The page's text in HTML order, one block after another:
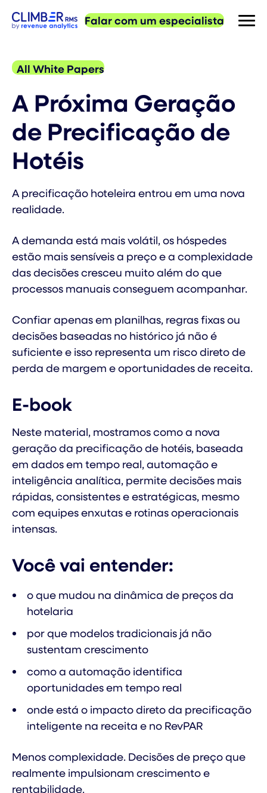
Falar com um especialista
All White Papers
A Próxima Geração
de Precificação de
Hotéis
A precificação hoteleira entrou em uma nova
realidade.
A demanda está mais volátil, os hóspedes
estão mais sensíveis a preço e a complexidade
das decisões cresceu muito além do que
processos manuais conseguem acompanhar.
Confiar apenas em planilhas, regras fixas ou
decisões baseadas no histórico já não é
suficiente e isso representa um risco direto de
perda de margem e oportunidades de receita.
E-book
Neste material, mostramos como a nova
geração da precificação de hotéis, baseada
em dados em tempo real, automação e
inteligência analítica, permite decisões mais
rápidas, consistentes e estratégicas, mesmo
com equipes enxutas e rotinas operacionais
intensas.
Você vai entender:
o que mudou na dinâmica de preços da
hotelaria
por que modelos tradicionais já não
sustentam crescimento
como a automação identifica
oportunidades em tempo real
onde está o impacto direto da precificação
inteligente na receita e no RevPAR
Menos complexidade. Decisões de preço que
realmente impulsionam crescimento e
rentabilidade.